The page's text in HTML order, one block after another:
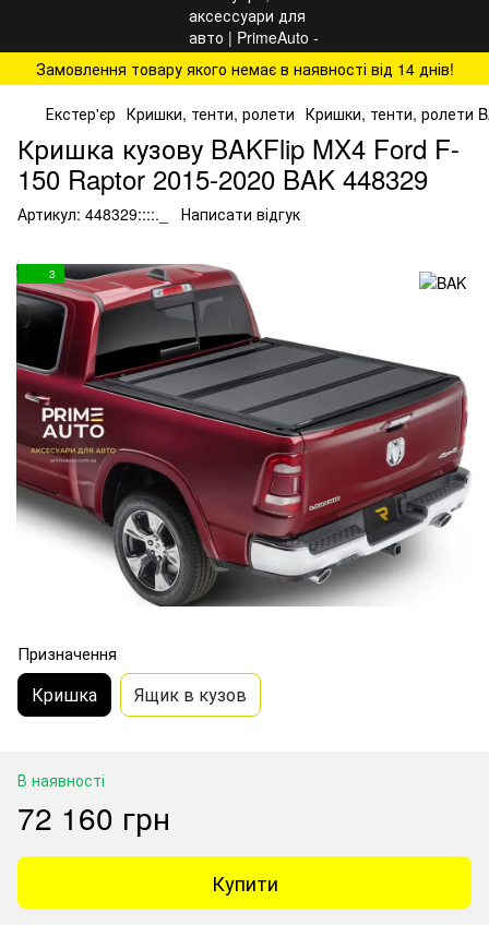
Замовлення товару якого немає в наявності від 14 днів!
Екстер'єр Кришки, тенти, ролети Кришки, тенти, ролети
Кришка кузову BAKFlip MX4 Ford F-
150 Raptor 2015-2020 BAK 448329
Артикул: 448329::::._ Написати відгук
3
Призначення
Кришка Ящик в кузов
В наявності
72 160 грн
Купити